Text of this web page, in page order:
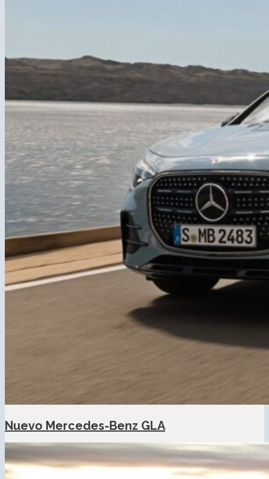
Nuevo Mercedes-Benz GLA